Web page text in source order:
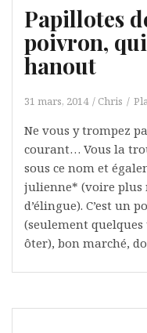
Papillotes
poivron,
hanout
31 mars, 2014 Chris
Ne vous y trompez
courant… Vous la
sous ce nom et
julienne* (voire plus
d’élingue). C’est un
(seulement
ôter), bon marché,